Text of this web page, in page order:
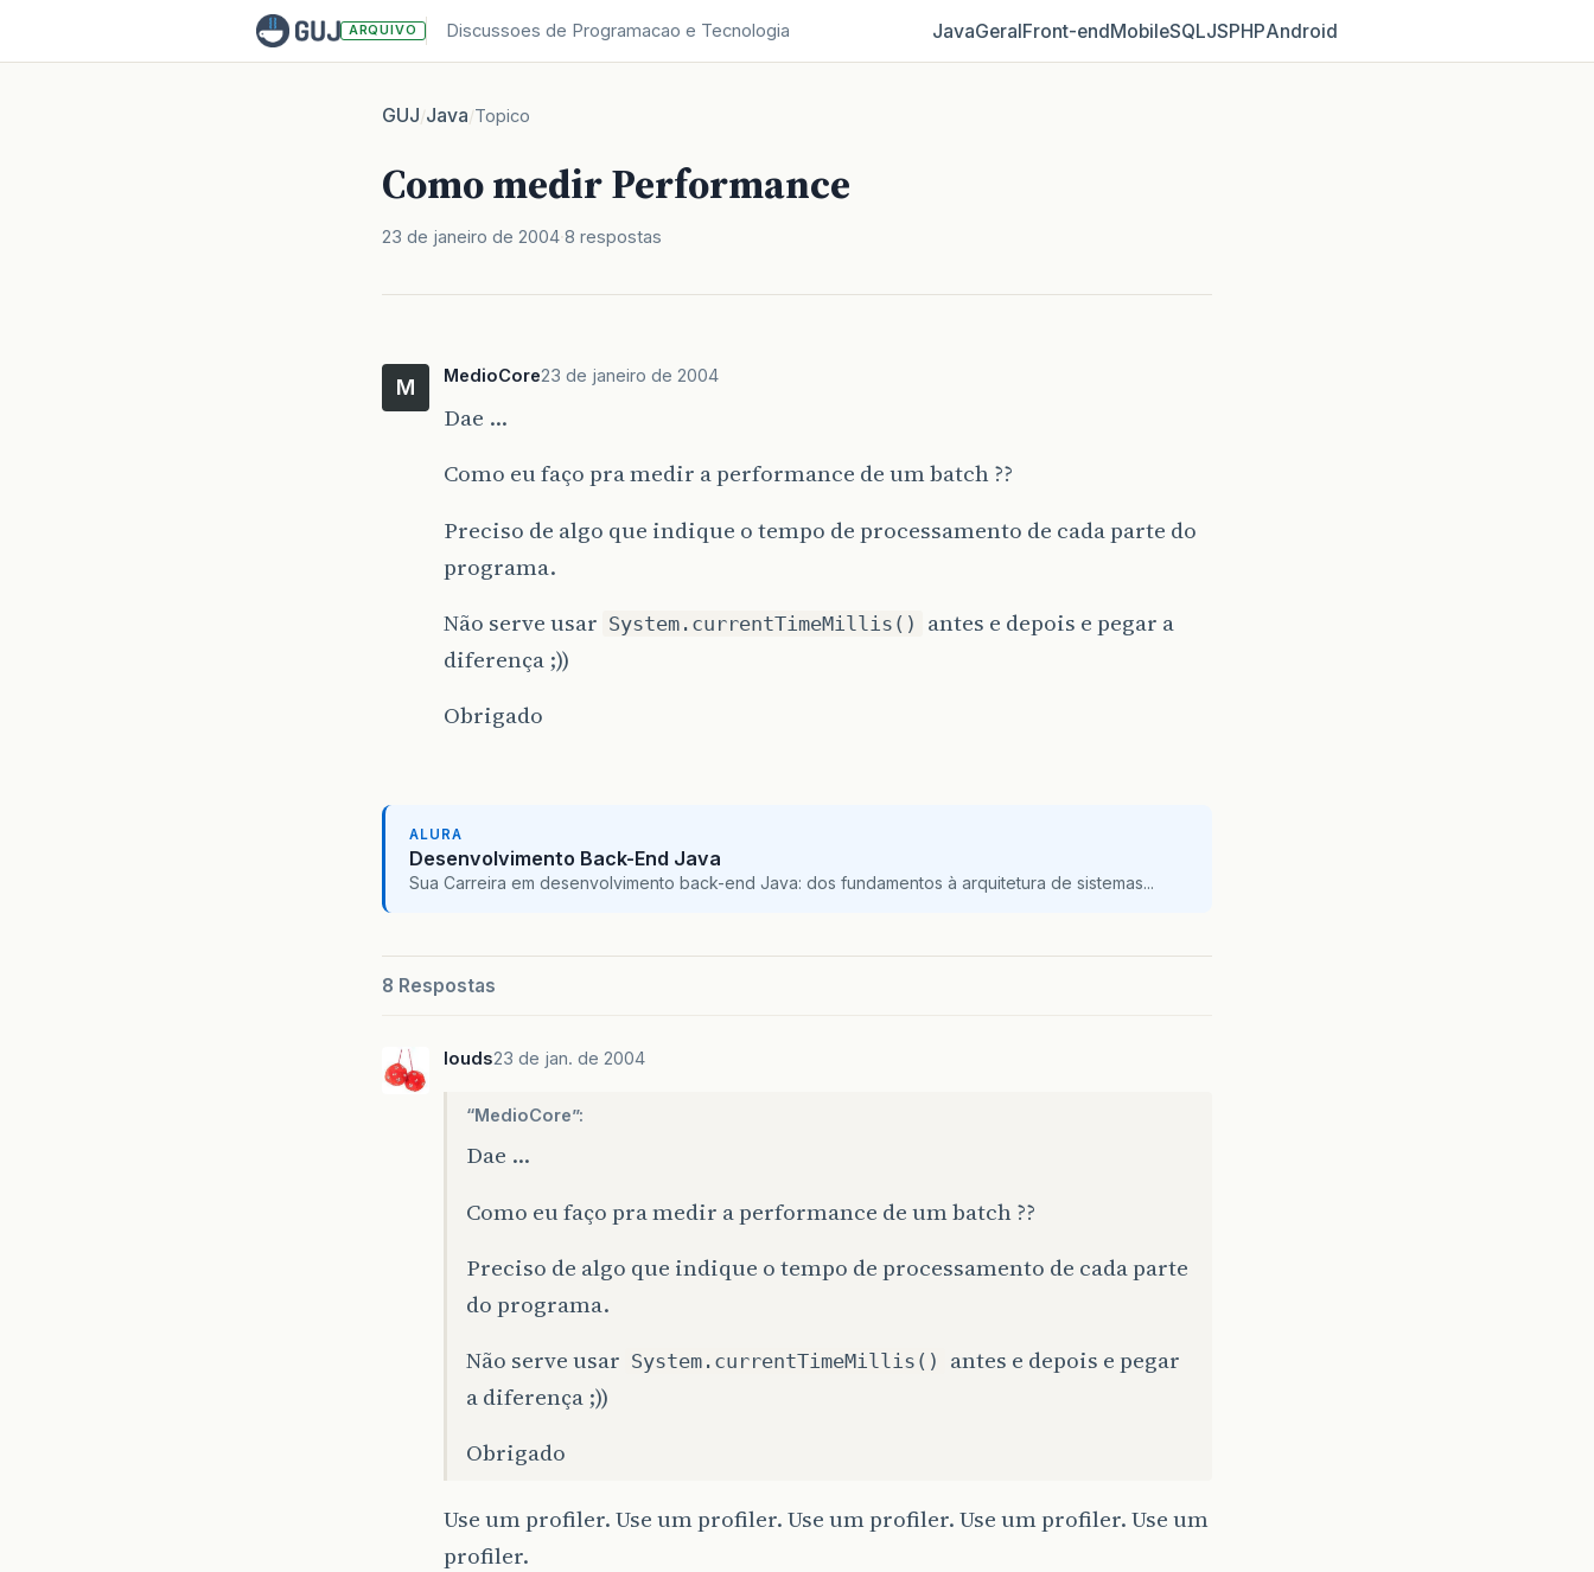
ARQUIVO Discussoes de Programacao e Tecnologia JavaGeralFront‑endMobileSQLJSPHPAndroid
GUJ/Java/Topico
Como medir Performance
23 de janeiro de 2004 8 respostas
M MedioCore23 de janeiro de 2004
Dae …
Como eu faço pra medir a performance de um batch ??
Preciso de algo que indique o tempo de processamento de cada parte do
programa.
Não serve usar System.currentTimeMillis()
antes e depois e pegar a
diferença ;))
Obrigado
ALURA
Desenvolvimento Back-End Java
Sua Carreira em desenvolvimento back-end Java: dos fundamentos à arquitetura de sistemas...
8 Respostas
louds23 de jan. de 2004
“MedioCore”:
Dae …
Como eu faço pra medir a performance de um batch ??
Preciso de algo que indique o tempo de processamento de cada parte
do programa.
Não serve usar System.currentTimeMillis()
antes e depois e pegar
a diferença ;))
Obrigado
Use um profiler. Use um profiler. Use um profiler. Use um profiler. Use um
profiler.